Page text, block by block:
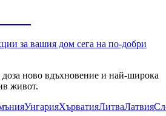
за вашия дом сега на по-добри
ново вдъхновение и най-широка
живот.
УнгарияХърватияЛитваЛатвия